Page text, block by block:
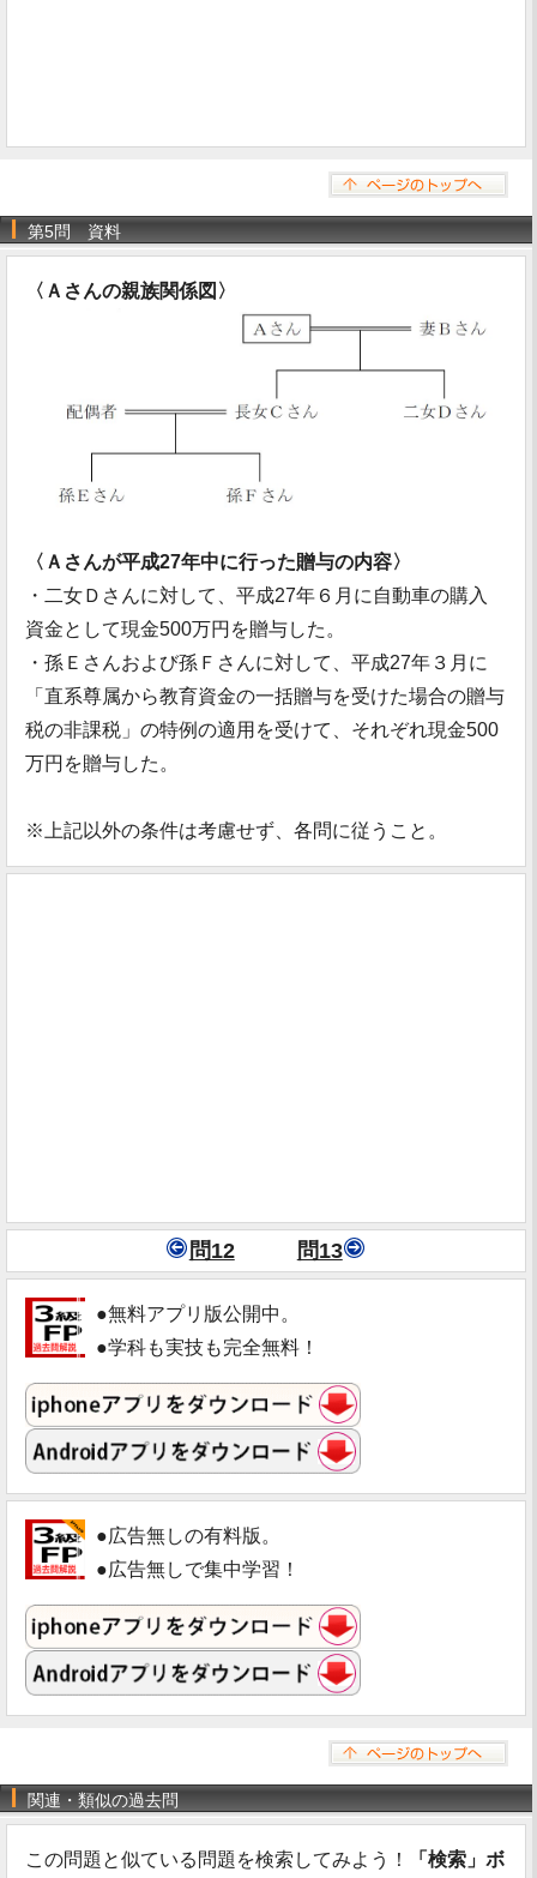
第5問 資料
〈Ａさんの親族関係図〉
〈Ａさんが平成27年中に行った贈与の内容〉
・二女Ｄさんに対して、平成27年６月に自動車の購入
資金として現金500万円を贈与した。
・孫Ｅさんおよび孫Ｆさんに対して、平成27年３月に
「直系尊属から教育資金の一括贈与を受けた場合の贈与
税の非課税」の特例の適用を受けて、それぞれ現金500
万円を贈与した。
※上記以外の条件は考慮せず、各問に従うこと。
問12 問13
●無料アプリ版公開中。
●学科も実技も完全無料！
●広告無しの有料版。
●広告無しで集中学習！
関連・類似の過去問
この問題と似ている問題を検索してみよう！ 「検索」ボ